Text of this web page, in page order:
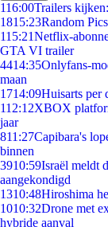
116:00Trailers
1815:23Random
115:21Netflix-
GTA VI trailer
4414:35Onlyfans-
maan
1714:09Huisarts per
112:12XBOX
jaar
811:27Capibara's
binnen
3910:59Israël meldt
aangekondigd
1310:48Hiroshima
1010:32Drone met
hybride aanval